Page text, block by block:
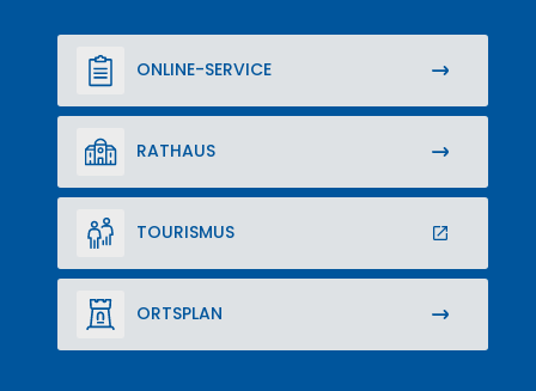
ONLINE-SERVICE
RATHAUS
TOURISMUS
ORTSPLAN